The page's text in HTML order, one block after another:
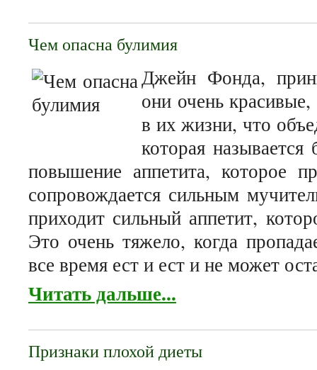
Чем опасна булимия
Джейн Фонда,
они очень
в их жизни, что
которая
повышение аппетита, которое
сопровождается сильным
приходит сильный аппетит,
Это очень тяжело, когда
все время ест и ест и не может
Читать дальше...
Признаки плохой диеты